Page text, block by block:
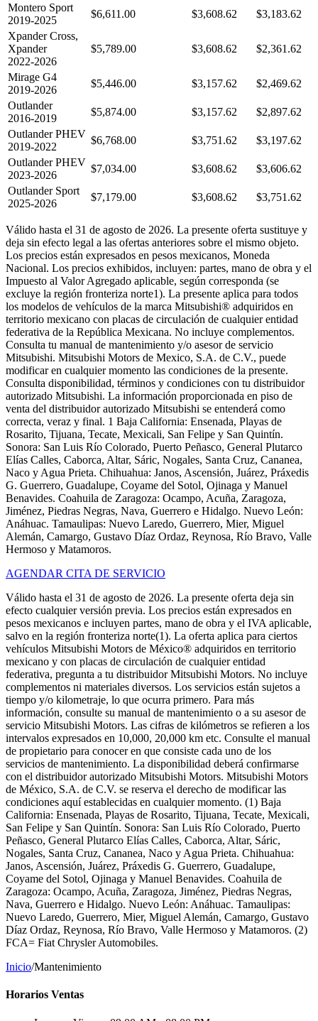
Montero Sport
2019-2025
$6,611.00 $3,608.62
$3,183.62
Xpander Cross,
Xpander
2022-2026
$5,789.00 $3,608.62 $2,361.62
Mirage G4
2019-2026
$5,446.00 $3,157.62
$2,469.62
Outlander
2016-2019
$5,874.00 $3,157.62
$2,897.62
Outlander PHEV
2019-2022
$6,768.00 $3,751.62
$3,197.62
Outlander PHEV
2023-2026
$7,034.00 $3,608.62
$3,606.62
Outlander Sport
2025-2026
$7,179.00 $3,608.62 $3,751.62
Válido hasta el 31 de agosto de 2026. La presente oferta sustituye y
deja sin efecto legal a las ofertas anteriores sobre el mismo objeto.
Los precios están expresados en pesos mexicanos, Moneda
Nacional. Los precios exhibidos, incluyen: partes, mano de obra y el
Impuesto al Valor Agregado aplicable, según corresponda (se
excluye la región fronteriza norte1). La presente aplica para todos
los modelos de vehículos de la marca Mitsubishi® adquiridos en
territorio mexicano con placas de circulación de cualquier entidad
federativa de la República Mexicana. No incluye complementos.
Consulta tu manual de mantenimiento y/o asesor de servicio
Mitsubishi. Mitsubishi Motors de Mexico, S.A. de C.V., puede
modificar en cualquier momento las condiciones de la presente.
Consulta disponibilidad, términos y condiciones con tu distribuidor
autorizado Mitsubishi. La información proporcionada en piso de
venta del distribuidor autorizado Mitsubishi se entenderá como
correcta, veraz y final. 1 Baja California: Ensenada, Playas de
Rosarito, Tijuana, Tecate, Mexicali, San Felipe y San Quintín.
Sonora: San Luis Río Colorado, Puerto Peñasco, General Plutarco
Elías Calles, Caborca, Altar, Sáric, Nogales, Santa Cruz, Cananea,
Naco y Agua Prieta. Chihuahua: Janos, Ascensión, Juárez, Práxedis
G. Guerrero, Guadalupe, Coyame del Sotol, Ojinaga y Manuel
Benavides. Coahuila de Zaragoza: Ocampo, Acuña, Zaragoza,
Jiménez, Piedras Negras, Nava, Guerrero e Hidalgo. Nuevo León:
Anáhuac. Tamaulipas: Nuevo Laredo, Guerrero, Mier, Miguel
Alemán, Camargo, Gustavo Díaz Ordaz, Reynosa, Río Bravo, Valle
Hermoso y Matamoros.
AGENDAR CITA DE SERVICIO
Válido hasta el 31 de agosto de 2026. La presente oferta deja sin
efecto cualquier versión previa. Los precios están expresados en
pesos mexicanos e incluyen partes, mano de obra y el IVA aplicable,
salvo en la región fronteriza norte(1). La oferta aplica para ciertos
vehículos Mitsubishi Motors de México® adquiridos en territorio
mexicano y con placas de circulación de cualquier entidad
federativa, pregunta a tu distribuidor Mitsubishi Motors. No incluye
complementos ni materiales diversos. Los servicios están sujetos a
tiempo y/o kilometraje, lo que ocurra primero. Para más
información, consulte su manual de mantenimiento o a su asesor de
servicio Mitsubishi Motors. Las cifras de kilómetros se refieren a los
intervalos expresados en 10,000, 20,000 km etc. Consulte el manual
de propietario para conocer en que consiste cada uno de los
servicios de mantenimiento. La disponibilidad deberá confirmarse
con el distribuidor autorizado Mitsubishi Motors. Mitsubishi Motors
de México, S.A. de C.V. se reserva el derecho de modificar las
condiciones aquí establecidas en cualquier momento. (1) Baja
California: Ensenada, Playas de Rosarito, Tijuana, Tecate, Mexicali,
San Felipe y San Quintín. Sonora: San Luis Río Colorado, Puerto
Peñasco, General Plutarco Elías Calles, Caborca, Altar, Sáric,
Nogales, Santa Cruz, Cananea, Naco y Agua Prieta. Chihuahua:
Janos, Ascensión, Juárez, Práxedis G. Guerrero, Guadalupe,
Coyame del Sotol, Ojinaga y Manuel Benavides. Coahuila de
Zaragoza: Ocampo, Acuña, Zaragoza, Jiménez, Piedras Negras,
Nava, Guerrero e Hidalgo. Nuevo León: Anáhuac. Tamaulipas:
Nuevo Laredo, Guerrero, Mier, Miguel Alemán, Camargo, Gustavo
Díaz Ordaz, Reynosa, Río Bravo, Valle Hermoso y Matamoros. (2)
FCA= Fiat Chrysler Automobiles.
Inicio/Mantenimiento
Horarios Ventas